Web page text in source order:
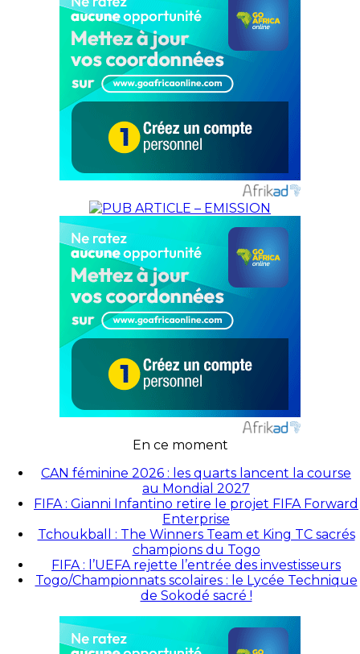
En ce moment
CAN féminine 2026 : les quarts lancent la course
au Mondial 2027
FIFA : Gianni Infantino retire le projet FIFA Forward
Enterprise
Tchoukball : The Winners Team et King TC sacrés
champions du Togo
FIFA : l’UEFA rejette l’entrée des investisseurs
Togo/Championnats scolaires : le Lycée Technique
de Sokodé sacré !